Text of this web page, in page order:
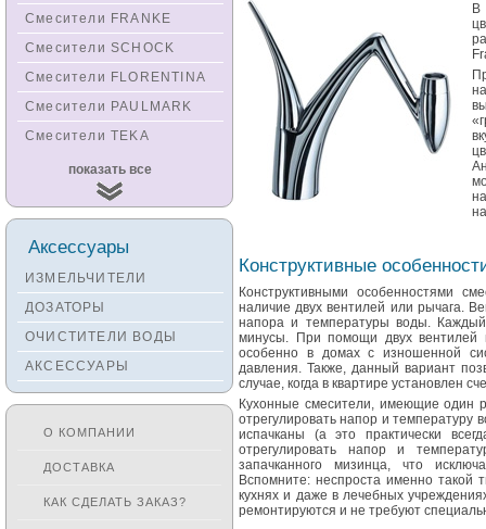
В
Конструктивные
Конструктивными особенностями
наличие двух вентилей или рычага.
напора и температуры воды.
минусы. При помощи двух вентилей
особенно в домах с изношенной
давления. Также, данный вариант
случае, когда в квартире установлен
Кухонные смесители, имеющие один
отрегулировать напор и температуру
испачканы (а это практически
отрегулировать напор и
запачканного мизинца, что
Вспомните: неспроста именно такой
кухнях и даже в лечебных
ремонтируются и не требуют
Смесители FRANKE
Смесители SCHOCK
Смесители FLORENTINA
Смесители PAULMARK
Смесители TEKA
Смесители
KUCHENSTERN
Смесители ZORG
Смесители KANTERA
Смесители SEAMAN
Смесители
Zigmund&Shtain
Смесители OULIN
Смесители под бронзу
показать все
Аксессуары
ИЗМЕЛЬЧИТЕЛИ
ДОЗАТОРЫ
ОЧИСТИТЕЛИ ВОДЫ
АКСЕССУАРЫ
О КОМПАНИИ
ДОСТАВКА
КАК СДЕЛАТЬ ЗАКАЗ?